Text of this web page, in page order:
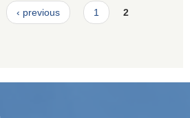
‹ previous 1 2